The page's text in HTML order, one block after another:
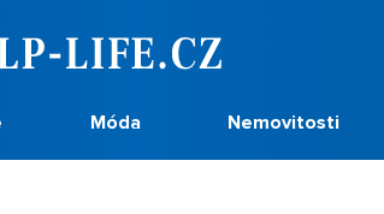
Móda Nemovitosti